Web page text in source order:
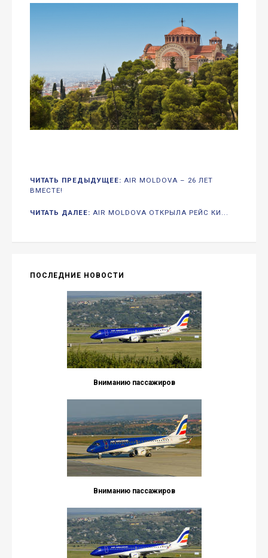
ЧИТАТЬ ПРЕДЫДУЩЕЕ: AIR MOLDOVA – 26 ЛЕТ
ВМЕСТЕ!
ЧИТАТЬ ДАЛЕЕ: AIR MOLDOVA ОТКРЫЛА РЕЙС КИ...
ПОСЛЕДНИЕ НОВОСТИ
Вниманию пассажиров
Вниманию пассажиров